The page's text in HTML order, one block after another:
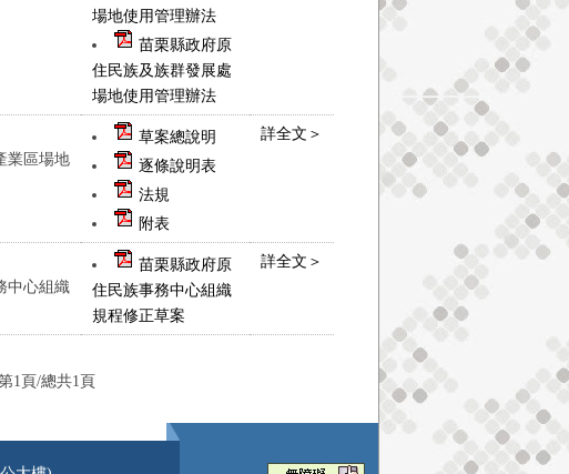
場地使用管理辦法
苗栗縣政府原
住民族及族群發展處
場地使用管理辦法
業區場地
草案總說明
逐條說明表
法規
附表
詳全文＞
中心組織
苗栗縣政府原
住民族事務中心組織
規程修正草案
詳全文＞
1頁/總共1頁